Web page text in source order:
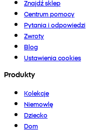
Znajdź sklep
Centrum pomocy
Pytania i odpowiedzi
Zwroty
Blog
Ustawienia cookies
Produkty
Kolekcje
Niemowlę
Dziecko
Dom